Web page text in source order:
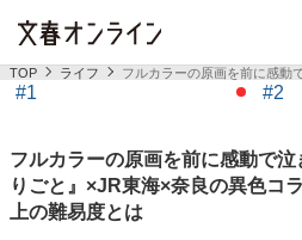
TOP ライフ フルカラーの原画を前に感動
#1 #2
フルカラーの原画を前に感動で
りごと』×JR東海×奈良の異色コ
上の難易度とは